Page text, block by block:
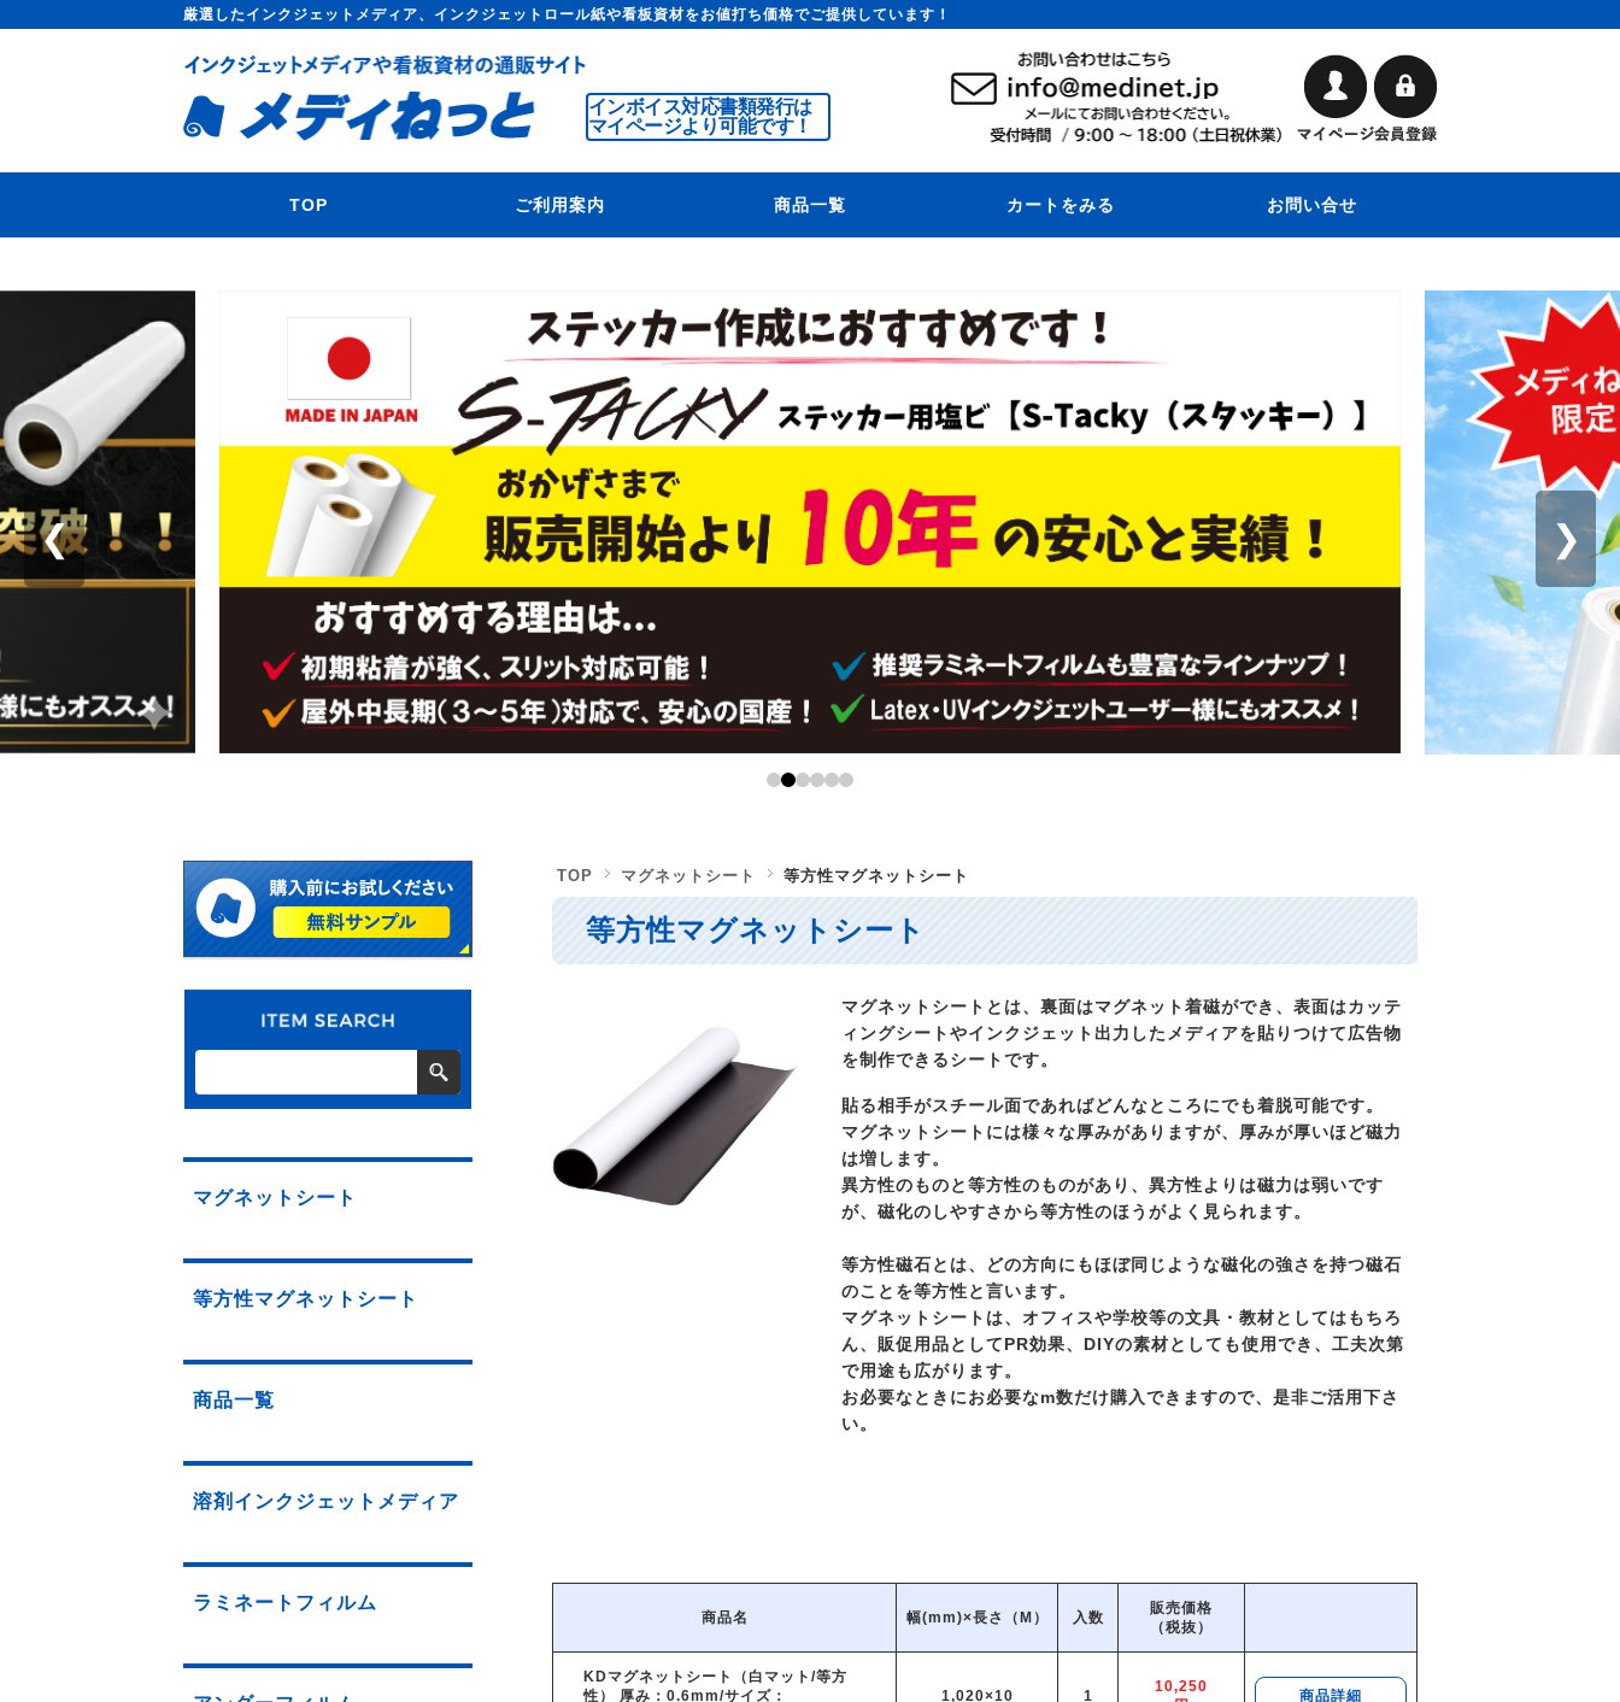
厳選したインクジェットメディア、インクジェットロール紙や看板資材をお値打ち価格でご提供しています！
インボイス対応書類発行は
マイページより可能です！
TOP ご利用案内 商品一覧 カートをみる お問い合せ
❮ ❯
TOP マグネットシート 等方性マグネットシート
等方性マグネットシート
マグネットシートとは、裏面はマグネット着磁ができ、表面はカッテ
ィングシートやインクジェット出力したメディアを貼りつけて広告物
を制作できるシートです。
貼る相手がスチール面であればどんなところにでも着脱可能です。
マグネットシートには様々な厚みがありますが、厚みが厚いほど磁力
は増します。
異方性のものと等方性のものがあり、異方性よりは磁力は弱いです
が、磁化のしやすさから等方性のほうがよく見られます。
等方性磁石とは、どの方向にもほぼ同じような磁化の強さを持つ磁石
のことを等方性と言います。
マグネットシートは、オフィスや学校等の文具・教材としてはもちろ
ん、販促用品としてPR効果、DIYの素材としても使用でき、工夫次第
で用途も広がります。
お必要なときにお必要なm数だけ購入できますので、是非ご活用下さ
い。
商品名 幅(mm)×長さ（M） 入数
販売価格
（税抜）
KDマグネットシート（白マット/等方
性） 厚み：0.6mm/サイズ：
1,020×10 1
10,250
商品詳細
マグネットシート
等方性マグネットシート
商品一覧
溶剤インクジェットメディア
ラミネートフィルム